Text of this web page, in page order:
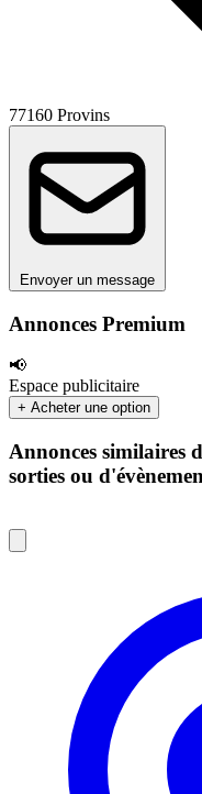
Annonces Premium
📢
Espace publicitaire
+ Acheter une option
77160 Provins
Envoyer un message
Annonces similaires
sorties ou